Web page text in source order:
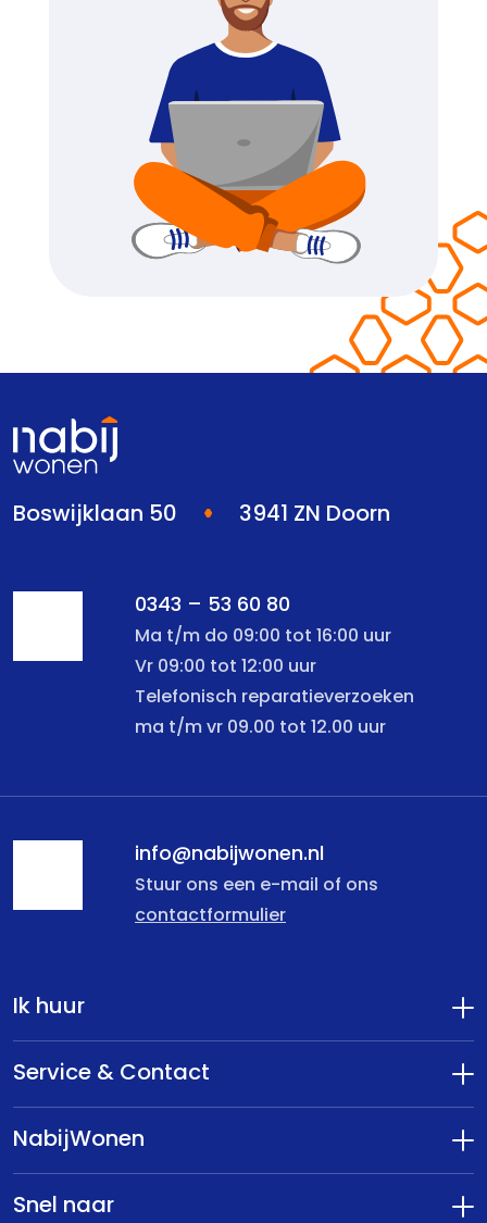
Boswijklaan 50 3941 ZN Doorn
0343 – 53 60 80
Ma t/m do 09:00 tot 16:00 uur
Vr 09:00 tot 12:00 uur
Telefonisch reparatieverzoeken
ma t/m vr 09.00 tot 12.00 uur
info@nabijwonen.nl
Stuur ons een e-mail of ons
contactformulier
Ik huur
Service & Contact
NabijWonen
Snel naar